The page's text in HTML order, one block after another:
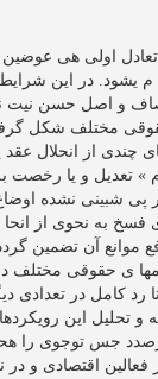
تعادل اولی هی
در این شرایط،
و اصل حسن نیت
مختلف شکل گرفت
چندی از انحلال
و یا رخصت به
شبینی نشده
فسخ به نحوی از
آن تضمین
مها ی حقوقی مختلف
رد کامل در
این رویکردها
جس توجوی را هحلی
اقتصادی و در